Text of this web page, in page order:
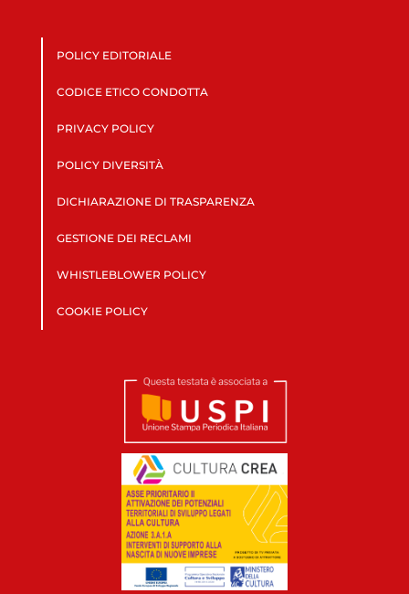
POLICY EDITORIALE
CODICE ETICO CONDOTTA
PRIVACY POLICY
POLICY DIVERSITÀ
DICHIARAZIONE DI TRASPARENZA
GESTIONE DEI RECLAMI
WHISTLEBLOWER POLICY
COOKIE POLICY